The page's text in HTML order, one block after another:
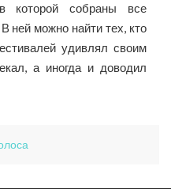
которой собраны все
ней можно найти тех, кто
удивлял своим
а иногда и доводил